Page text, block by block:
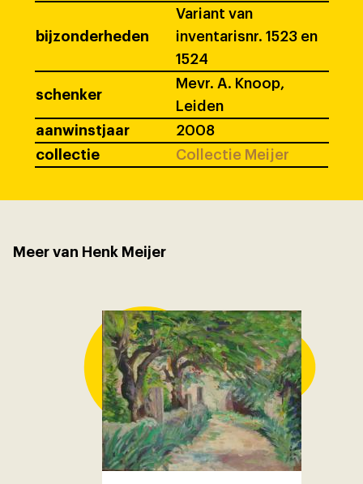
bijzonderheden
Variant van
inventarisnr. 1523 en
1524
schenker
Mevr. A. Knoop,
Leiden
aanwinstjaar
2008
collectie
Collectie Meijer
Meer van Henk Meijer